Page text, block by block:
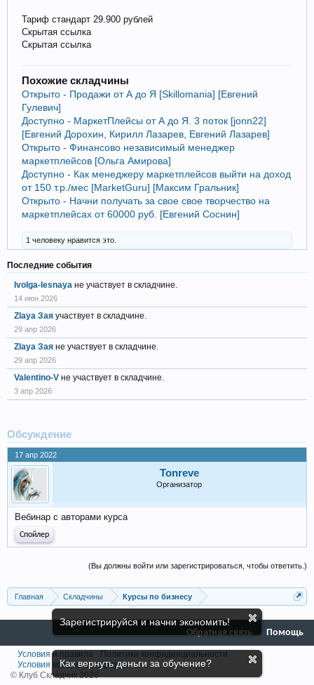
Зарегистрируйся и начни экономить!
Как вернуть деньги за обучение?
Тариф стандарт 29.900 рублей
Скрытая ссылка
Скрытая ссылка
Похожие складчины
Открыто - Продажи от А до Я [Skillomania] [Евгений
Гулевич]
Доступно - МаркетПлейсы от А до Я. 3 поток [jonn22]
[Евгений Дорохин, Кирилл Лазарев, Евгений Лазарев]
Открыто - Финансово независимый менеджер
маркетплейсов [Ольга Амирова]
Доступно - Как менеджеру маркетплейсов выйти на доход
от 150 т.р./мес [MarketGuru] [Максим Гральник]
Открыто - Начни получать за свое свое творчество на
маркетплейсах от 60000 руб. [Евгений Соснин]
1 человеку нравится это.
Последние события
Ivolga-lesnaya не участвует в складчине.
14 июн 2026
Zlaya Зая участвует в складчине.
29 апр 2026
Zlaya Зая не участвует в складчине.
29 апр 2026
Valentino-V не участвует в складчине.
3 апр 2026
Обсуждение
17 апр 2022
Tonreve
Организатор
Вебинар с авторами курса
Спойлер
(Вы должны войти или зарегистрироваться, чтобы ответить.)
Главная Складчины Курсы по бизнесу
Обратная связь Помощь
Условия и правила
Политика конфиденциальности
Условия возврата
Оферта
© Клуб Складчик 2026